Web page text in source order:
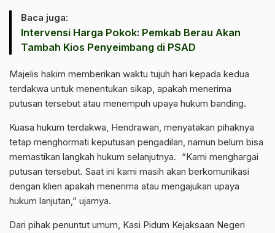
Baca juga:
Intervensi Harga Pokok: Pemkab Berau Akan
Tambah Kios Penyeimbang di PSAD
Majelis hakim memberikan waktu tujuh hari kepada kedua
terdakwa untuk menentukan sikap, apakah menerima
putusan tersebut atau menempuh upaya hukum banding.
Kuasa hukum terdakwa, Hendrawan, menyatakan pihaknya
tetap menghormati keputusan pengadilan, namun belum bisa
memastikan langkah hukum selanjutnya. “Kami menghargai
putusan tersebut. Saat ini kami masih akan berkomunikasi
dengan klien apakah menerima atau mengajukan upaya
hukum lanjutan,” ujarnya.
Dari pihak penuntut umum, Kasi Pidum Kejaksaan Negeri